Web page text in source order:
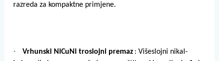
razreda za kompaktne primjene.
· Vrhunski NiCuNi troslojni premaz : Višeslojni nikal-